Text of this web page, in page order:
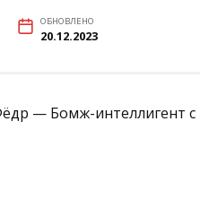
ОБНОВЛЕНО
20.12.2023
— Бомж-интеллигент с